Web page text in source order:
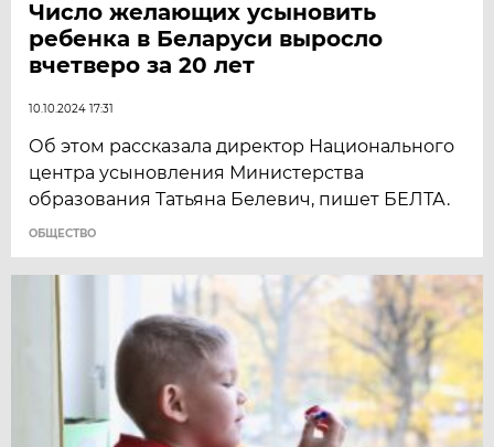
Число желающих усыновить
ребенка в Беларуси выросло
вчетверо за 20 лет
10.10.2024 17:31
Об этом рассказала директор Национального
центра усыновления Министерства
образования Татьяна Белевич, пишет БЕЛТА.
ОБЩЕСТВО